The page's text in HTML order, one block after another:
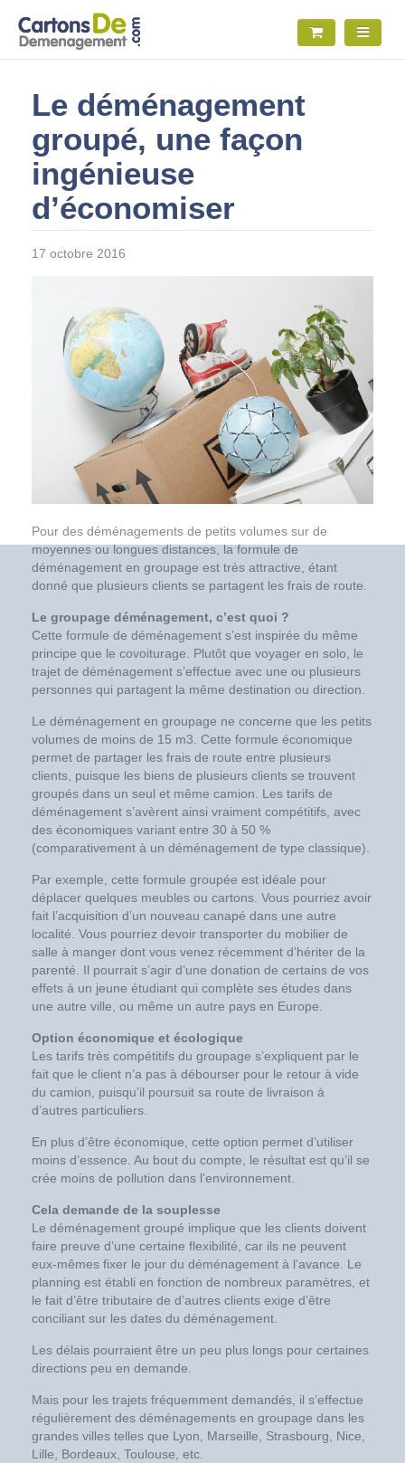
Le déménagement
groupé, une façon
ingénieuse
d’économiser
17 octobre 2016
Pour des déménagements de petits volumes sur de
moyennes ou longues distances, la formule de
déménagement en groupage est très attractive, étant
donné que plusieurs clients se partagent les frais de route.
Le groupage déménagement, c’est quoi ?
Cette formule de déménagement s’est inspirée du même
principe que le covoiturage. Plutôt que voyager en solo, le
trajet de déménagement s’effectue avec une ou plusieurs
personnes qui partagent la même destination ou direction.
Le déménagement en groupage ne concerne que les petits
volumes de moins de 15 m3. Cette formule économique
permet de partager les frais de route entre plusieurs
clients, puisque les biens de plusieurs clients se trouvent
groupés dans un seul et même camion. Les tarifs de
déménagement s’avèrent ainsi vraiment compétitifs, avec
des économiques variant entre 30 à 50 %
(comparativement à un déménagement de type classique).
Par exemple, cette formule groupée est idéale pour
déplacer quelques meubles ou cartons. Vous pourriez avoir
fait l’acquisition d’un nouveau canapé dans une autre
localité. Vous pourriez devoir transporter du mobilier de
salle à manger dont vous venez récemment d’hériter de la
parenté. Il pourrait s’agir d’une donation de certains de vos
effets à un jeune étudiant qui complète ses études dans
une autre ville, ou même un autre pays en Europe.
Option économique et écologique
Les tarifs très compétitifs du groupage s’expliquent par le
fait que le client n’a pas à débourser pour le retour à vide
du camion, puisqu’il poursuit sa route de livraison à
d’autres particuliers.
En plus d’être économique, cette option permet d’utiliser
moins d’essence. Au bout du compte, le résultat est qu’il se
crée moins de pollution dans l'environnement.
Cela demande de la souplesse
Le déménagement groupé implique que les clients doivent
faire preuve d’une certaine flexibilité, car ils ne peuvent
eux-mêmes fixer le jour du déménagement à l’avance. Le
planning est établi en fonction de nombreux paramètres, et
le fait d’être tributaire de d’autres clients exige d’être
conciliant sur les dates du déménagement.
Les délais pourraient être un peu plus longs pour certaines
directions peu en demande.
Mais pour les trajets fréquemment demandés, il s’effectue
régulièrement des déménagements en groupage dans les
grandes villes telles que Lyon, Marseille, Strasbourg, Nice,
Lille, Bordeaux, Toulouse, etc.